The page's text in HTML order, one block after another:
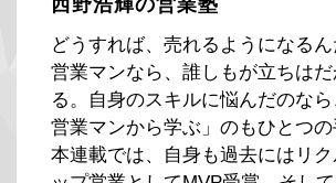
西野浩輝の営業塾
どうすれば、売れるようになる
営業マンなら、誰しもが立ちは
る。自身のスキルに悩んだのな
営業マンから学ぶ」のもひとつ
本連載では、自身も過去にはリク